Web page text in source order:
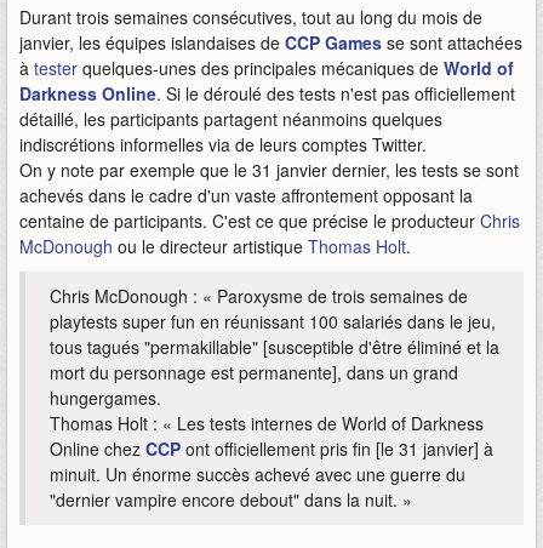
Durant trois semaines consécutives, tout au long du mois de
janvier, les équipes islandaises de CCP Games se sont attachées
à tester quelques-unes des principales mécaniques de World of
Darkness Online. Si le déroulé des tests n'est pas officiellement
détaillé, les participants partagent néanmoins quelques
indiscrétions informelles via de leurs comptes Twitter.
On y note par exemple que le 31 janvier dernier, les tests se sont
achevés dans le cadre d'un vaste affrontement opposant la
centaine de participants. C'est ce que précise le producteur Chris
McDonough ou le directeur artistique Thomas Holt.
Chris McDonough : « Paroxysme de trois semaines de
playtests super fun en réunissant 100 salariés dans le jeu,
tous tagués "permakillable" [susceptible d'être éliminé et la
mort du personnage est permanente], dans un grand
hungergames.
Thomas Holt : « Les tests internes de World of Darkness
Online chez CCP ont officiellement pris fin [le 31 janvier] à
minuit. Un énorme succès achevé avec une guerre du
"dernier vampire encore debout" dans la nuit. »